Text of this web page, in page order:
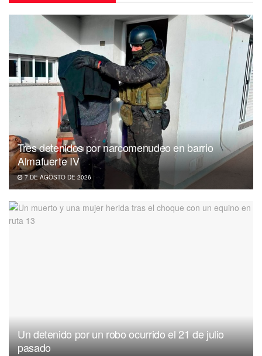
Tres detenidos por narcomenudeo en barrio
Almafuerte IV
7 DE AGOSTO DE 2026
Un detenido por un robo ocurrido el 21 de julio
pasado